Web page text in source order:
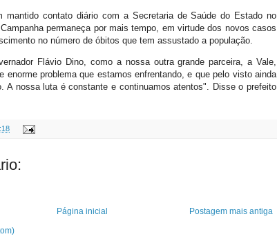
mantido contato diário com a Secretaria de Saúde do Estado no
permaneça por mais tempo, em virtude dos novos casos
no número de óbitos que tem assustado a população.
Flávio Dino, como a nossa outra grande parceira, a Vale,
enorme problema que estamos enfrentando, e que pelo visto ainda
A nossa luta é constante e continuamos atentos". Disse o prefeito
Postagem mais antiga
Página inicial